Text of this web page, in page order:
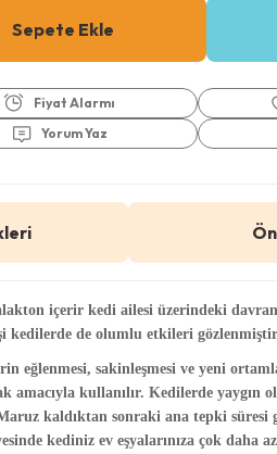
Sepete Ekle
Fiyat Alarmı
Yorum Yaz
içerir kedi ailesi üzerindeki
kedilerde de olumlu etkileri
eğlenmesi, sakinleşmesi ve yeni
amacıyla kullanılır. Kedilerde yaygın
kaldıktan sonraki ana tepki süresi
kediniz ev eşyalarınıza çok daha